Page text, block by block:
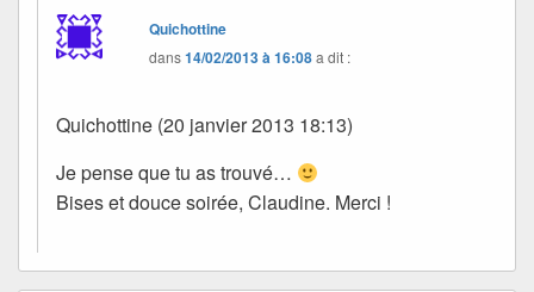
Quichottine
dans14/02/2013 à 16:08a dit :
Quichottine (20 janvier 2013 18:13)
Je pense que tu as trouvé…
Bises et douce soirée, Claudine. Merci !